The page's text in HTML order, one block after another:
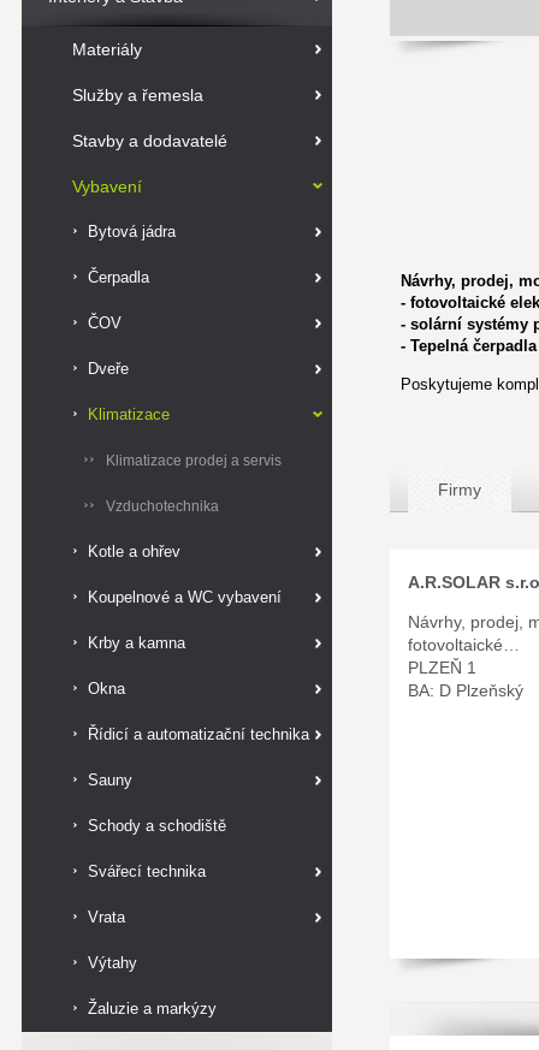
Materiály
Služby a řemesla
Stavby a dodavatelé
Vybavení
Bytová jádra
Čerpadla
ČOV
Dveře
Klimatizace
Klimatizace prodej a servis
Vzduchotechnika
Kotle a ohřev
Koupelnové a WC vybavení
Krby a kamna
Okna
Řídicí a automatizační technika
Sauny
Schody a schodiště
Svářecí technika
Vrata
Výtahy
Žaluzie a markýzy
Návrhy, prodej,
- fotovoltaické
- solární systémy
- Tepelná čerpadla
Poskytujeme
Firmy
A.R.SOLAR
Návrhy, prodej,
fotovoltaické…
PLZEŇ 1
BA: D Plzeňský